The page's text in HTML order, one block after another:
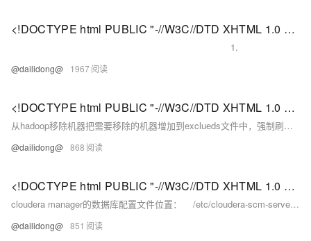
<!DOCTYPE html PUBLIC "-//W3C//DTD XHTML 1.0 Transitional//EN" "http://www.w3.org/TR/xhtml1/DTD/xhtml1-strict.dtd"> <html><head><meta http-equiv="Cont
1.
@dailidong@ 1967
<!DOCTYPE html PUBLIC "-//W3C//DTD XHTML 1.0 Transitional//EN" "http://www.w3.org/TR/xhtml1/DTD/xhtml1-strict.dtd"> <html><head><meta http-equiv="Cont
从hadoop移除机器把需要移除的机器增加到exclueds文件中，强制刷新datanode列表，等待decommission 状态正常后，即可停机下架，如有必要在namenode执行balancer操作。
@dailidong@ 868
<!DOCTYPE html PUBLIC "-//W3C//DTD XHTML 1.0 Transitional//EN" "http://www.w3.org/TR/xhtml1/DTD/xhtml1-strict.dtd"> <html><head><meta http-equiv="Cont
cloudera manager的数据库配置文件位置： /etc/cloudera-scm-server/db.properties
@dailidong@ 851